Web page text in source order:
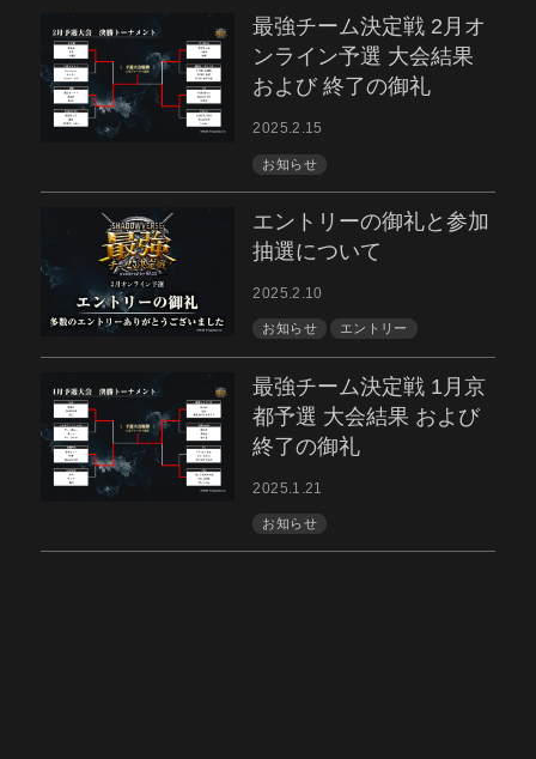
最強チーム決定戦 2月オ
ンライン予選 大会結果
および 終了の御礼
2025.2.15
お知らせ
エントリーの御礼と参加
抽選について
2025.2.10
お知らせ エントリー
最強チーム決定戦 1月京
都予選 大会結果 および
終了の御礼
2025.1.21
お知らせ